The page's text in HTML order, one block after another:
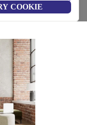
COOKIE